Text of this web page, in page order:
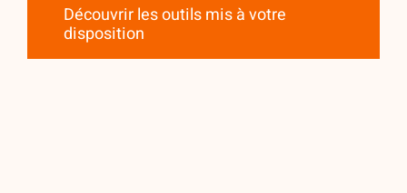
Découvrir les outils mis à votre
disposition